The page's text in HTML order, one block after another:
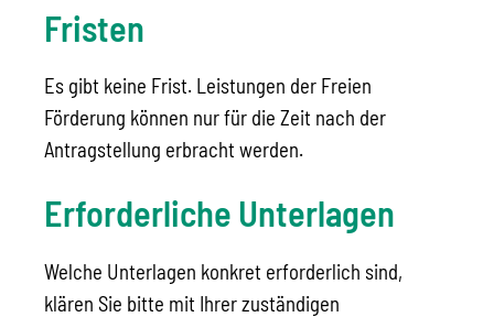
Fristen
Es gibt keine Frist. Leistungen der Freien
Förderung können nur für die Zeit nach der
Antragstellung erbracht werden.
Erforderliche Unterlagen
Welche Unterlagen konkret erforderlich sind,
klären Sie bitte mit Ihrer zuständigen